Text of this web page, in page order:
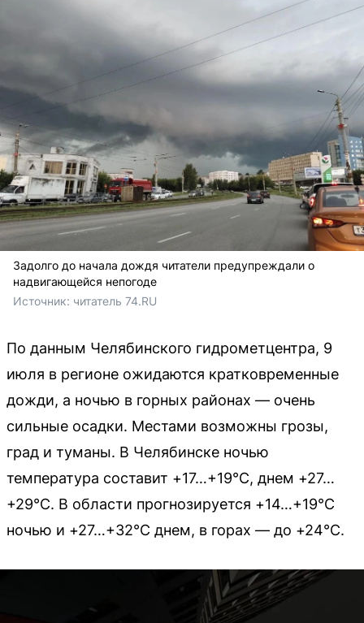
Задолго до начала дождя читатели предупреждали о
надвигающейся непогоде
Источник: читатель 74.RU
По данным Челябинского гидрометцентра, 9
июля в регионе ожидаются кратковременные
дожди, а ночью в горных районах — очень
сильные осадки. Местами возможны грозы,
град и туманы. В Челябинске ночью
температура составит +17…+19°C, днем +27…
+29°C. В области прогнозируется +14…+19°C
ночью и +27…+32°C днем, в горах — до +24°C.